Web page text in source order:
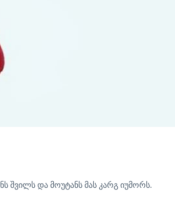
შვილს და მოუტანს მას კარგ იუმორს.